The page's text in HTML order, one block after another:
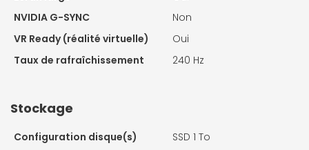
NVIDIA G-SYNC
Non
VR Ready (réalité virtuelle)
Oui
Taux de rafraîchissement
240 Hz
Stockage
Configuration disque(s)
SSD 1 To